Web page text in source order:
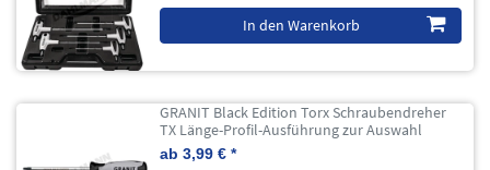
In den Warenkorb
GRANIT Black Edition Torx Schraubendreher
TX Länge-Profil-Ausführung zur Auswahl
ab 3,99 € *